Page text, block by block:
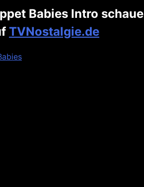
Babies Intro
TVNostalgie.de